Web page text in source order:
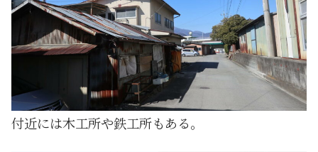
付近には木工所や鉄工所もある。